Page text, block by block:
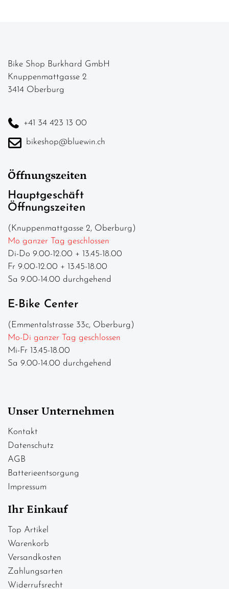
Bike Shop Burkhard GmbH
Knuppenmattgasse 2
3414 Oberburg
+41 34 423 13 00
bikeshop@bluewin.ch
Öffnungszeiten
Hauptgeschäft
Öffnungszeiten
(Knuppenmattgasse 2, Oberburg)
Mo ganzer Tag geschlossen
Di-Do 9.00-12.00 + 13.45-18.00
Fr 9.00-12.00 + 13.45-18.00
Sa 9.00-14.00 durchgehend
E-Bike Center
(Emmentalstrasse 33c, Oberburg)
Mo-Di ganzer Tag geschlossen
Mi-Fr 13.45-18.00
Sa 9.00-14.00 durchgehend
Unser Unternehmen
Kontakt
Datenschutz
AGB
Batterieentsorgung
Impressum
Ihr Einkauf
Top Artikel
Warenkorb
Versandkosten
Zahlungsarten
Widerrufsrecht